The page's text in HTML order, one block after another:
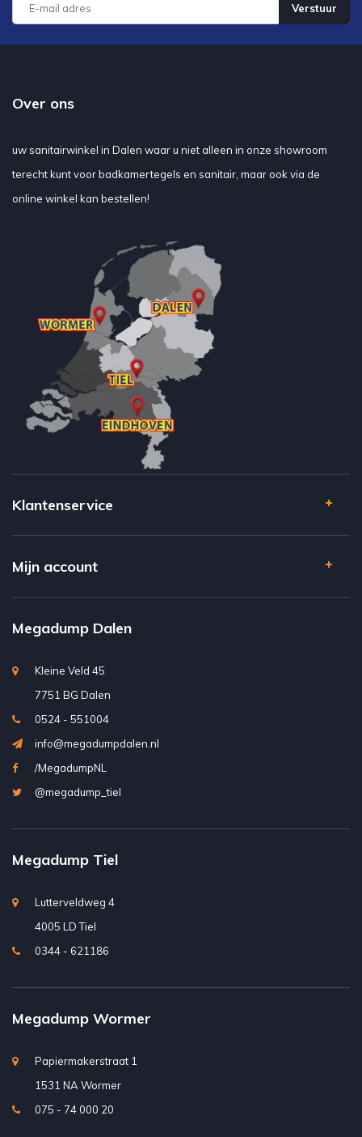
Verstuur
Over ons
uw sanitairwinkel in Dalen waar u niet alleen in onze showroom
terecht kunt voor badkamertegels en sanitair, maar ook via de
online winkel kan bestellen!
Klantenservice
Mijn account
Megadump Dalen
Kleine Veld 45
7751 BG Dalen
0524 - 551004
info@megadumpdalen.nl
/MegadumpNL
@megadump_tiel
Megadump Tiel
Lutterveldweg 4
4005 LD Tiel
0344 - 621186
Megadump Wormer
Papiermakerstraat 1
1531 NA Wormer
075 - 74 000 20